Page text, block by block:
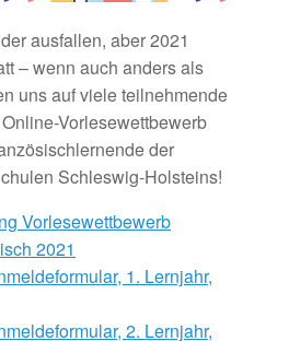
ausfallen, aber 2021
– wenn auch anders als
uns auf viele teilnehmende
Vorlesewettbewerb
der
Schleswig-Holsteins!
Vorlesewettbewerb
2021
1. Lernjahr,
2. Lernjahr,